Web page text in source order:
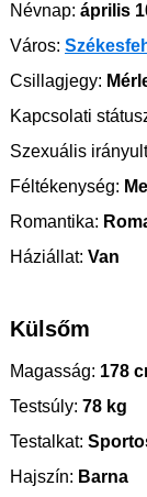
Névnap: április
Város:
Csillagjegy:
Kapcsolati
Szexuális
Féltékenység:
Romantika:
Háziállat: Van
Külsőm
Magasság: 178
Testsúly: 78 kg
Testalkat:
Hajszín: Barna